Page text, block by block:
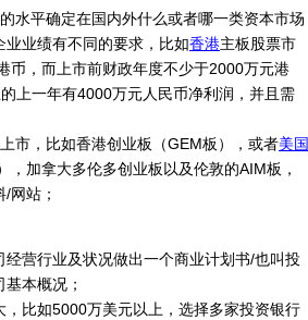
水平确定在国内外什么或者哪一类资本市场
业绩有不同的要求，比如香港主板股票市
币，而上市前财政年度不少于2000万元港
上一年有4000万元人民币净利润，并且需
市，比如香港创业板（GEM板），或者美国
加拿大多伦多创业板以及伦敦的AIM板，
网站；
营行业及状况做出一个商业计划书/也叫投
本概况；
比如5000万美元以上，选择多家投资银行